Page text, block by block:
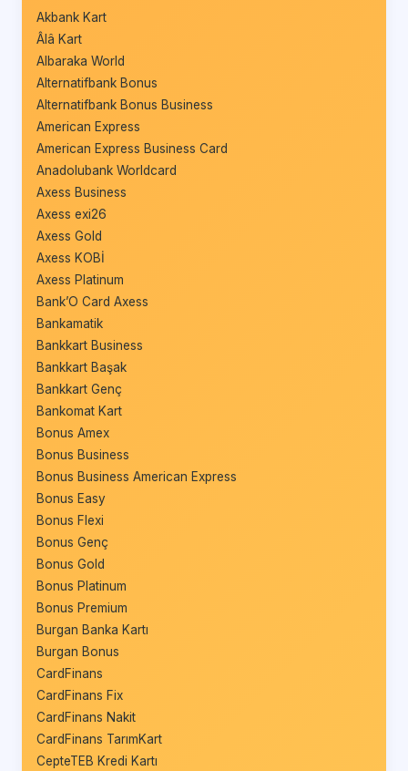
Akbank Kart
Âlâ Kart
Albaraka World
Alternatifbank Bonus
Alternatifbank Bonus Business
American Express
American Express Business Card
Anadolubank Worldcard
Axess Business
Axess exi26
Axess Gold
Axess KOBİ
Axess Platinum
Bank’O Card Axess
Bankamatik
Bankkart Business
Bankkart Başak
Bankkart Genç
Bankomat Kart
Bonus Amex
Bonus Business
Bonus Business American Express
Bonus Easy
Bonus Flexi
Bonus Genç
Bonus Gold
Bonus Platinum
Bonus Premium
Burgan Banka Kartı
Burgan Bonus
CardFinans
CardFinans Fix
CardFinans Nakit
CardFinans TarımKart
CepteTEB Kredi Kartı